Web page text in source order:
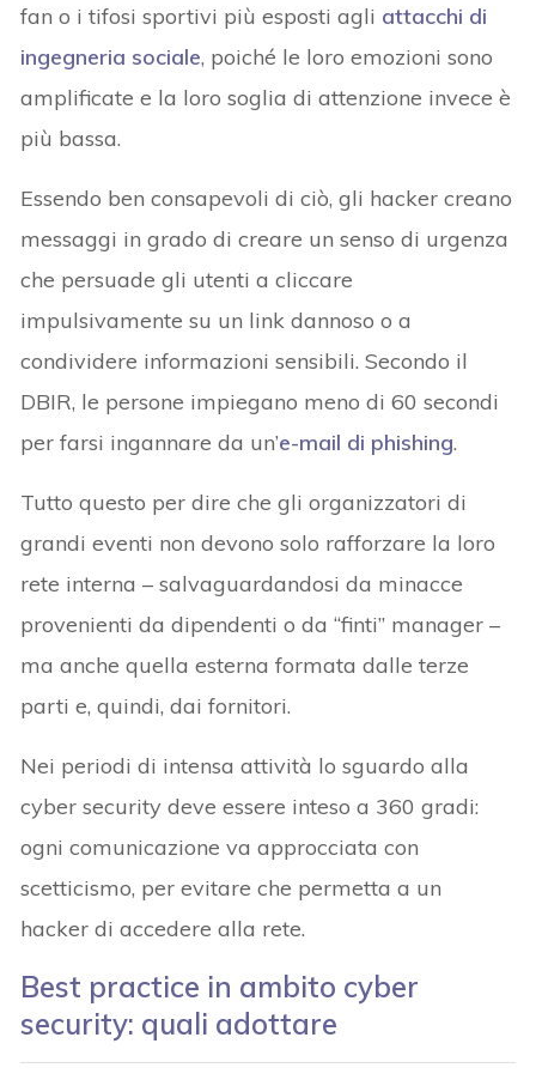
fan o i tifosi sportivi più esposti agli attacchi di
ingegneria sociale, poiché le loro emozioni sono
amplificate e la loro soglia di attenzione invece è
più bassa.
Essendo ben consapevoli di ciò, gli hacker creano
messaggi in grado di creare un senso di urgenza
che persuade gli utenti a cliccare
impulsivamente su un link dannoso o a
condividere informazioni sensibili. Secondo il
DBIR, le persone impiegano meno di 60 secondi
per farsi ingannare da un’e-mail di phishing.
Tutto questo per dire che gli organizzatori di
grandi eventi non devono solo rafforzare la loro
rete interna – salvaguardandosi da minacce
provenienti da dipendenti o da “finti” manager –
ma anche quella esterna formata dalle terze
parti e, quindi, dai fornitori.
Nei periodi di intensa attività lo sguardo alla
cyber security deve essere inteso a 360 gradi:
ogni comunicazione va approcciata con
scetticismo, per evitare che permetta a un
hacker di accedere alla rete.
Best practice in ambito cyber
security: quali adottare